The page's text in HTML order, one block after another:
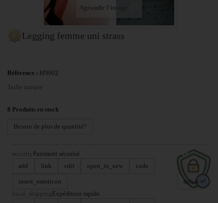
Agrandir l'image
Legging femme uni strass
Référence : HN002
Taille unique
8 Produits en stock
Besoin de plus de quantité?
security Paiement sécurisé
add
link edit open_in_new code
insert_emoticon
delete
local_shipping Expédition rapide